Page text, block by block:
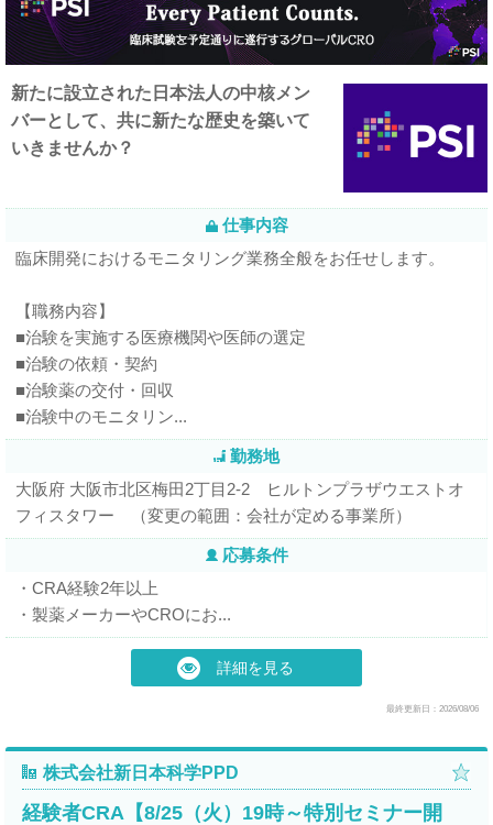
新たに設立された日本法人の中核メン
バーとして、共に新たな歴史を築いて
いきませんか？
仕事内容
臨床開発におけるモニタリング業務全般をお任せします。
【職務内容】
■治験を実施する医療機関や医師の選定
■治験の依頼・契約
■治験薬の交付・回収
■治験中のモニタリン...
勤務地
大阪府 大阪市北区梅田2丁目2-2 ヒルトンプラザウエストオ
フィスタワー （変更の範囲：会社が定める事業所）
応募条件
・CRA経験2年以上
・製薬メーカーやCROにお...
詳細を見る
最終更新日：2026/08/06
株式会社新日本科学PPD
経験者CRA【8/25（火）19時～特別セミナー開